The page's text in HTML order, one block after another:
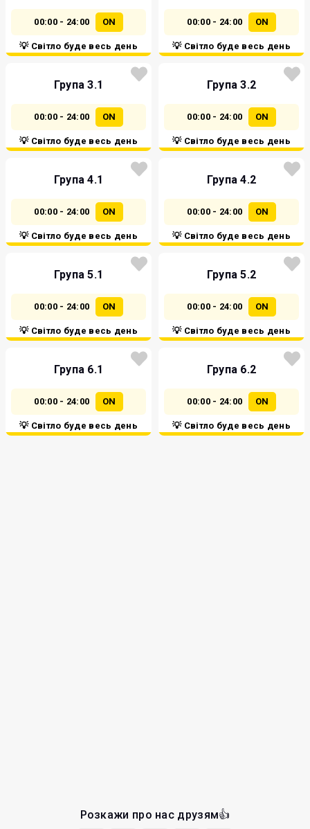
00:00 - 24:00 ON
💡 Світло буде весь день
00:00 - 24:00 ON
💡 Світло буде весь день
Група 3.1
00:00 - 24:00 ON
💡 Світло буде весь день
Група 3.2
00:00 - 24:00 ON
💡 Світло буде весь день
Група 4.1
00:00 - 24:00 ON
💡 Світло буде весь день
Група 4.2
00:00 - 24:00 ON
💡 Світло буде весь день
Група 5.1
00:00 - 24:00 ON
💡 Світло буде весь день
Група 5.2
00:00 - 24:00 ON
💡 Світло буде весь день
Група 6.1
00:00 - 24:00 ON
💡 Світло буде весь день
Група 6.2
00:00 - 24:00 ON
💡 Світло буде весь день
Розкажи про нас друзям👍